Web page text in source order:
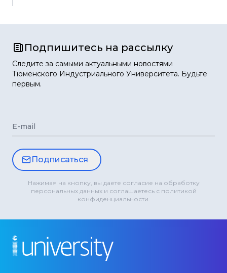
Подпишитесь на рассылку
Следите за самыми актуальными новостями
Тюменского Индустриального Университета. Будьте
первым.
E-mail
Подписаться
Нажимая на кнопку, вы даете согласие на обработку
персональных данных и соглашаетесь с политикой
конфиденциальности.